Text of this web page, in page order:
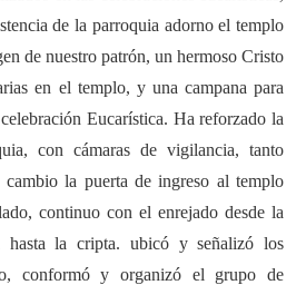
de la parroquia adorno el templo
de nuestro patrón, un hermoso Cristo
en el templo, y una campana para
Eucarística. Ha reforzado la
con cámaras de vigilancia, tanto
cambio la puerta de ingreso al templo
continuo con el enrejado desde la
hasta la cripta. ubicó y señalizó los
conformó y organizó el grupo de